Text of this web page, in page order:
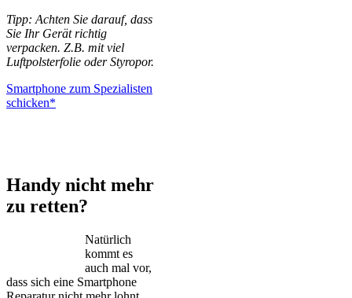
Tipp: Achten Sie darauf, dass
Sie Ihr Gerät richtig
verpacken. Z.B. mit viel
Luftpolsterfolie oder Styropor.
Smartphone zum Spezialisten
schicken*
Handy nicht mehr
zu retten?
Natürlich
kommt es
auch mal vor,
dass sich eine Smartphone